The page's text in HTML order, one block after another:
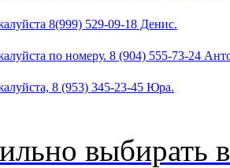
8(999) 529-09-18 Денис.
по номеру. 8 (904) 555-73-24
8 (953) 345-23-45 Юра.
выбирать